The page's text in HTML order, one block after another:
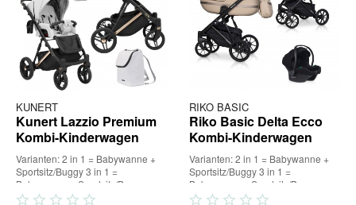
KUNERT
Kunert Lazzio Premium
Kombi-Kinderwagen
Varianten: 2 in 1 = Babywanne +
Sportsitz/Buggy 3 in 1 =
Babywanne + Sportsitz/Buggy +
Babyschale (inkl. Adapter) 4...
RIKO BASIC
Riko Basic Delta Ecco
Kombi-Kinderwagen
Varianten: 2 in 1 = Babywanne +
Sportsitz/Buggy 3 in 1 =
Babywanne + Sportsitz/Buggy +
Babyschale (inkl. Adapter) 4...